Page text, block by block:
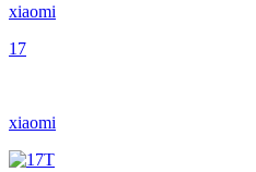
xiaomi
17
xiaomi